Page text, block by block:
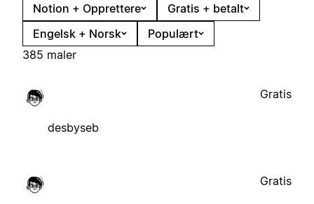
Notion + Opprettere
Gratis + betalt
Engelsk + Norsk
Populært
385 maler
desbyseb
Gratis
Gratis